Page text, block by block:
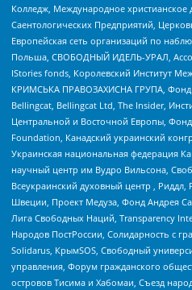
Колледж, Международное
Саентологических Предприятий,
Европейская сеть организаций по
Польша, СВОБОДНЫЙ ИДЕЛЬ-УРАЛ,
IStories fonds, Королевский Институт
КРИМСЬКА ПРАВОЗАХИСНА ГРУПА, Фонд
Bellingcat, Bellingcat Ltd, The Insider,
Центральной и Восточной Европы,
Foundation, Канадский украинский
Украинская национальная федерация
научный центр им Вудро Вильсона,
Всеукраинский духовный центр , Риддл,
Швеции, Проект Медуза, Фонд Андрея
Лига Свободных Наций, Transparеncy
Народов ПостРоссии, Солидарность с
Solidarus, КрымSOS, Свободный
управления, Форум гражданского
островов Тисима и Хабомаи, Съезд